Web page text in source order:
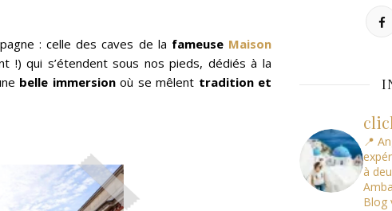
: celle des caves de la fameuse Maison
!) qui s’étendent sous nos pieds, dédiés à la
belle immersionoù se mêlent tradition et
📍
à
Blog